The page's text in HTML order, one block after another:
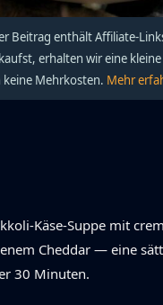
Beitrag enthält Affiliate-
erhalten wir eine
Mehrkosten. Mehr
Käse-Suppe mit
Cheddar — eine
30 Minuten.